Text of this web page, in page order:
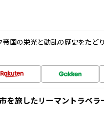
国の栄光と動乱の歴史をたど
旅したリーマントラベラ